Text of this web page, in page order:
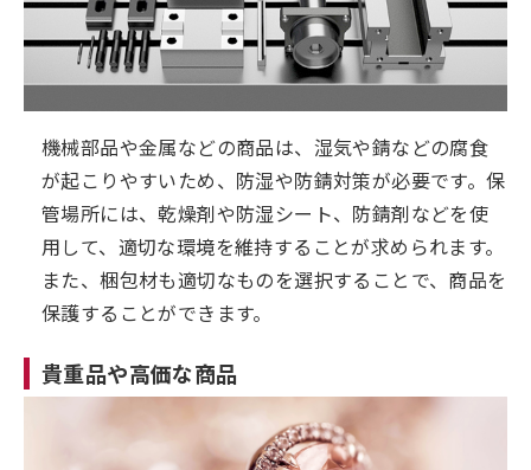
機械部品や金属などの商品は、湿気や錆などの腐食
が起こりやすいため、防湿や防錆対策が必要です。保
管場所には、乾燥剤や防湿シート、防錆剤などを使
用して、適切な環境を維持することが求められます。
また、梱包材も適切なものを選択することで、商品を
保護することができます。
貴重品や高価な商品